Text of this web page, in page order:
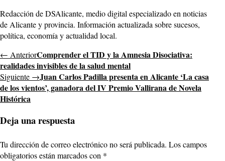
Redacción de DSAlicante, medio digital especializado en noticias
de Alicante y provincia. Información actualizada sobre sucesos,
política, economía y actualidad local.
← AnteriorComprender el TID y la Amnesia Disociativa:
realidades invisibles de la salud mental
Siguiente →Juan Carlos Padilla presenta en Alicante ‘La casa
de los vientos’, ganadora del IV Premio Vallirana de Novela
Histórica
Deja una respuesta
Tu dirección de correo electrónico no será publicada. Los campos
obligatorios están marcados con *